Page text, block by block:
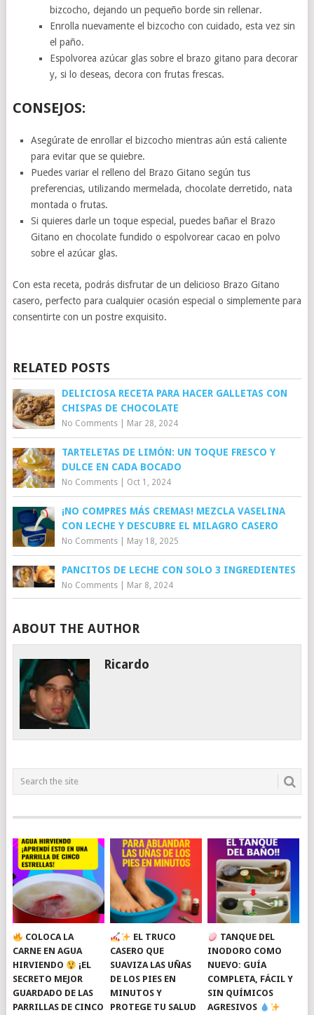
bizcocho, dejando un pequeño borde sin rellenar.
Enrolla nuevamente el bizcocho con cuidado, esta vez sin
el paño.
Espolvorea azúcar glas sobre el brazo gitano para decorar
y, si lo deseas, decora con frutas frescas.
CONSEJOS:
Asegúrate de enrollar el bizcocho mientras aún está caliente
para evitar que se quiebre.
Puedes variar el relleno del Brazo Gitano según tus
preferencias, utilizando mermelada, chocolate derretido, nata
montada o frutas.
Si quieres darle un toque especial, puedes bañar el Brazo
Gitano en chocolate fundido o espolvorear cacao en polvo
sobre el azúcar glas.
Con esta receta, podrás disfrutar de un delicioso Brazo Gitano
casero, perfecto para cualquier ocasión especial o simplemente para
consentirte con un postre exquisito.
RELATED POSTS
DELICIOSA RECETA PARA HACER GALLETAS CON
CHISPAS DE CHOCOLATE
No Comments| Mar 28, 2024
TARTELETAS DE LIMÓN: UN TOQUE FRESCO Y
DULCE EN CADA BOCADO
No Comments| Oct 1, 2024
¡NO COMPRES MÁS CREMAS! MEZCLA VASELINA
CON LECHE Y DESCUBRE EL MILAGRO CASERO
No Comments| May 18, 2025
PANCITOS DE LECHE CON SOLO 3 INGREDIENTES
No Comments| Mar 8, 2024
ABOUT THE AUTHOR
Ricardo
COLOCA LA
CARNE EN AGUA
HIRVIENDO
¡EL
SECRETO MEJOR
GUARDADO DE LAS
PARRILLAS DE CINCO
EL TRUCO
CASERO QUE
SUAVIZA LAS UÑAS
DE LOS PIES EN
MINUTOS Y
PROTEGE TU SALUD
TANQUE DEL
INODORO COMO
NUEVO: GUÍA
COMPLETA, FÁCIL Y
SIN QUÍMICOS
AGRESIVOS